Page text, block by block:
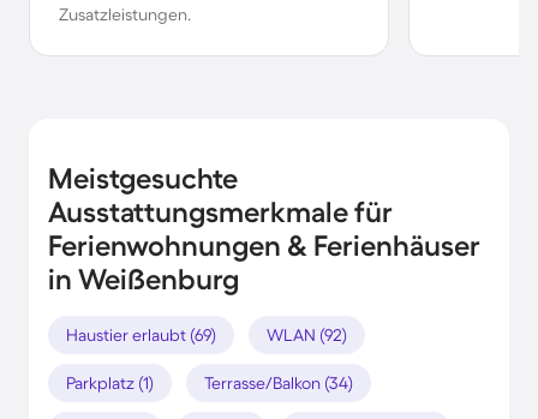
Zusatzleistungen.
Meistgesuchte
Ausstattungsmerkmale für
Ferienwohnungen & Ferienhäuser
in Weißenburg
Haustier erlaubt (69) WLAN (92)
Parkplatz (1) Terrasse/Balkon (34)